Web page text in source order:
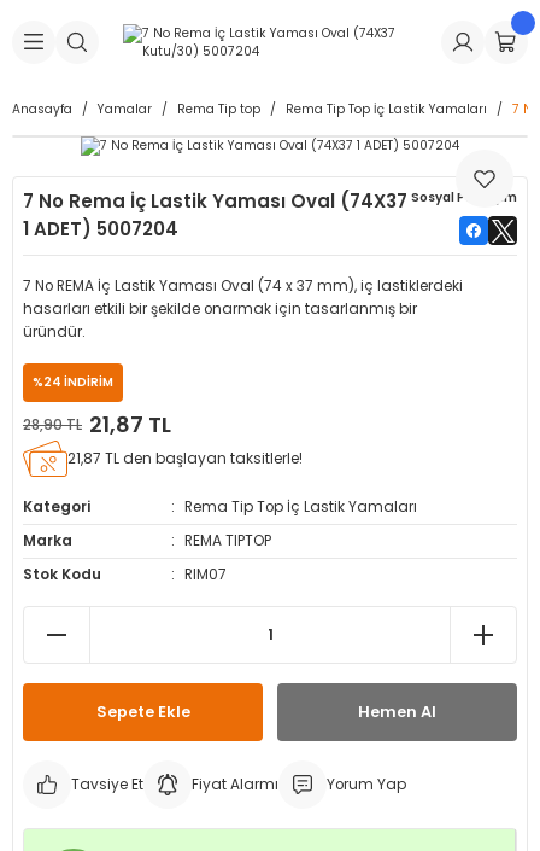
Geri Dön
Makineleri
Geri Dön
Dolgu Lastikleri
Dolgu Lastikleri
Geri Dön
İç Lastikleri
İç Lastikleri
Geri Dön
Geri Dön
& Sibop İlaveleri
Kapağı
Geri Dön
Tüpü
& Spreyler
Geri Dön
Makinesi Yedek Parçaları
Yedek Parçaları
Anasayfa Yamalar Rema Tip top Rema Tip Top İç Lastik Yamaları 7
7 No Rema İç Lastik Yaması Oval (74X37
1 ADET) 5007204
Sosyal Paylaşım
7 No REMA İç Lastik Yaması Oval (74 x 37 mm), iç lastiklerdeki
hasarları etkili bir şekilde onarmak için tasarlanmış bir
üründür.
%24 İNDİRİM
28,90 TL 21,87 TL
21,87 TL den başlayan taksitlerle!
Kategori
Rema Tip Top İç Lastik Yamaları
Marka
REMA TIPTOP
Stok Kodu
RIM07
Sepete Ekle Hemen Al
Tavsiye Et Fiyat Alarmı Yorum Yap